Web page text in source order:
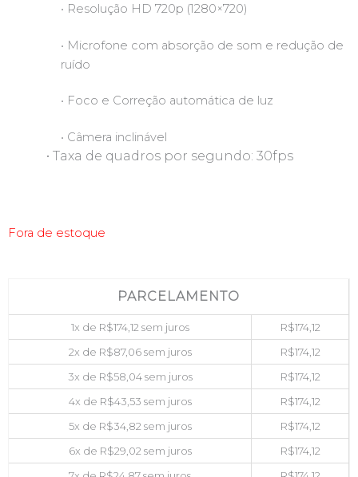
• Resolução HD 720p (1280×720)
• Microfone com absorção de som e redução de
ruído
• Foco e Correção automática de luz
• Câmera inclinável
• Taxa de quadros por segundo: 30fps
Fora de estoque
PARCELAMENTO
1x de R$174,12sem juros R$174,12
2x de R$87,06sem juros R$174,12
3x de R$58,04sem juros R$174,12
4x de R$43,53 sem juros R$174,12
5x de R$34,82sem juros R$174,12
6x de R$29,02sem juros R$174,12